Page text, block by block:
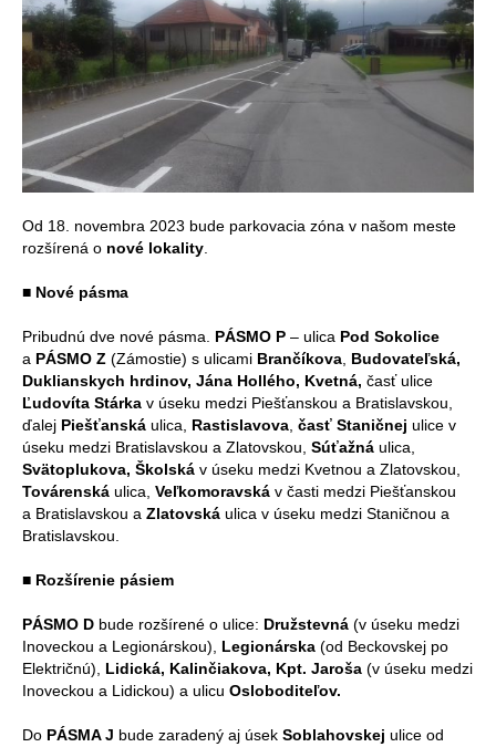
Od 18. novembra 2023 bude parkovacia zóna v našom meste
rozšírená o nové lokality.
■ Nové pásma
Pribudnú dve nové pásma. PÁSMO P – ulica Pod Sokolice
a PÁSMO Z (Zámostie) s ulicami Brančíkova, Budovateľská,
Duklianskych hrdinov, Jána Hollého, Kvetná, časť ulice
Ľudovíta Stárka v úseku medzi Piešťanskou a Bratislavskou,
ďalej Piešťanská ulica, Rastislavova, časť Staničnej ulice v
úseku medzi Bratislavskou a Zlatovskou, Súťažná ulica,
Svätoplukova, Školská v úseku medzi Kvetnou a Zlatovskou,
Továrenská ulica, Veľkomoravská v časti medzi Piešťanskou
a Bratislavskou a Zlatovská ulica v úseku medzi Staničnou a
Bratislavskou.
■ Rozšírenie pásiem
PÁSMO D bude rozšírené o ulice: Družstevná (v úseku medzi
Inoveckou a Legionárskou), Legionárska (od Beckovskej po
Električnú), Lidická, Kalinčiakova, Kpt. Jaroša (v úseku medzi
Inoveckou a Lidickou) a ulicu Osloboditeľov.
Do PÁSMA J bude zaradený aj úsek Soblahovskej ulice od